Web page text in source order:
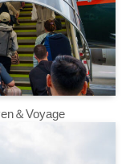
＆Voyage